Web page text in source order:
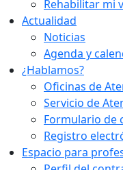
Rehabilitar mi
Actualidad
Noticias
Agenda y
¿Hablamos?
Oficinas de
Servicio de
Formulario de
Registro
Espacio para